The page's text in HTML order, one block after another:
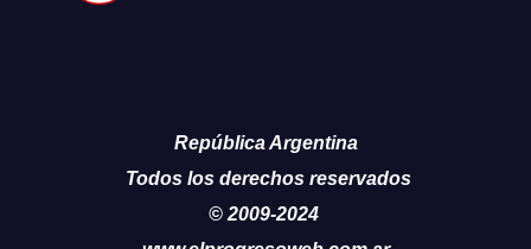
República Argentina
Todos los derechos reservados
© 2009-2024